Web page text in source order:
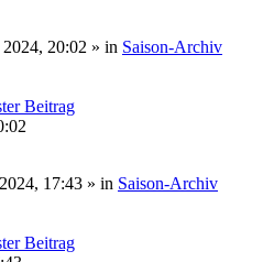
20:02 » in Saison-Archiv
Beitrag
17:43 » in Saison-Archiv
Beitrag